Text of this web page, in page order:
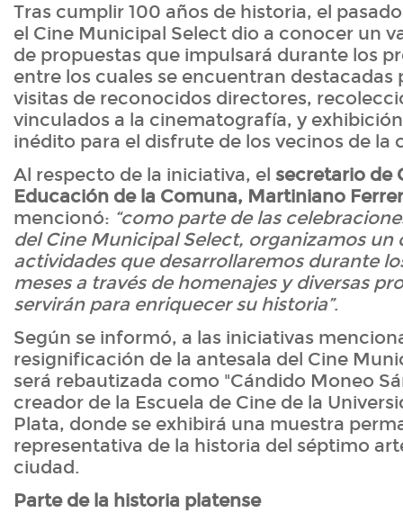
Tras cumplir 100 años de historia, el
el Cine Municipal Select dio a conocer un
de propuestas que impulsará durante los
entre los cuales se encuentran destacadas
visitas de reconocidos directores,
vinculados a la cinematografía, y
inédito para el disfrute de los vecinos de la
Al respecto de la iniciativa, el secretario de
Educación de la Comuna, Martiniano
mencionó: “como parte de las
del Cine Municipal Select, organizamos un
actividades que desarrollaremos durante
meses a través de homenajes y diversas
servirán para enriquecer su historia”.
Según se informó, a las iniciativas
resignificación de la antesala del Cine
será rebautizada como "Cándido Moneo
creador de la Escuela de Cine de la
Plata, donde se exhibirá una muestra
representativa de la historia del séptimo
ciudad.
Parte de la historia platense